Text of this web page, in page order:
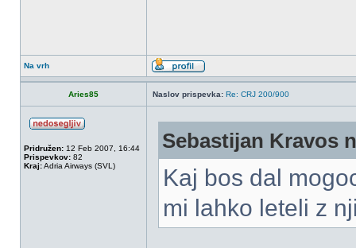
Na vrh
Aries85 Naslov prispevka: Re: CRJ 200/900
Pridružen: 12 Feb 2007, 16:44
Prispevkov: 82
Kraj:Adria Airways (SVL)
Sebastijan Kravos
Kaj bos dal
mi lahko leteli z